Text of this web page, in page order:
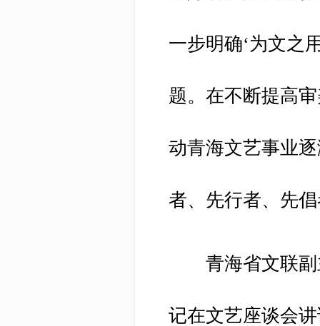
一步明确‘为文之
题。在不断提高
动青海文艺事业
者、先行者、先
青海省文联副
记在文艺座谈会